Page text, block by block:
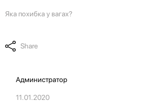
Яка похибка у вагах?
Share
Администратор
11.01.2020